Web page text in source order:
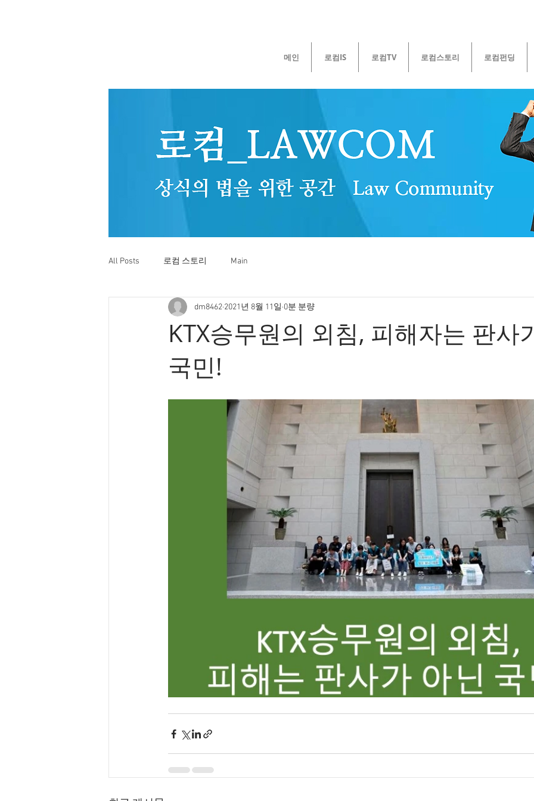
메인 로컴IS 로컴TV 로컴스토리 로컴펀딩
All Posts 로컴 스토리 Main
KTX승무원의 외침, 피해자는 판사
국민!
dm8462 2021년 8월 11일 0분 분량